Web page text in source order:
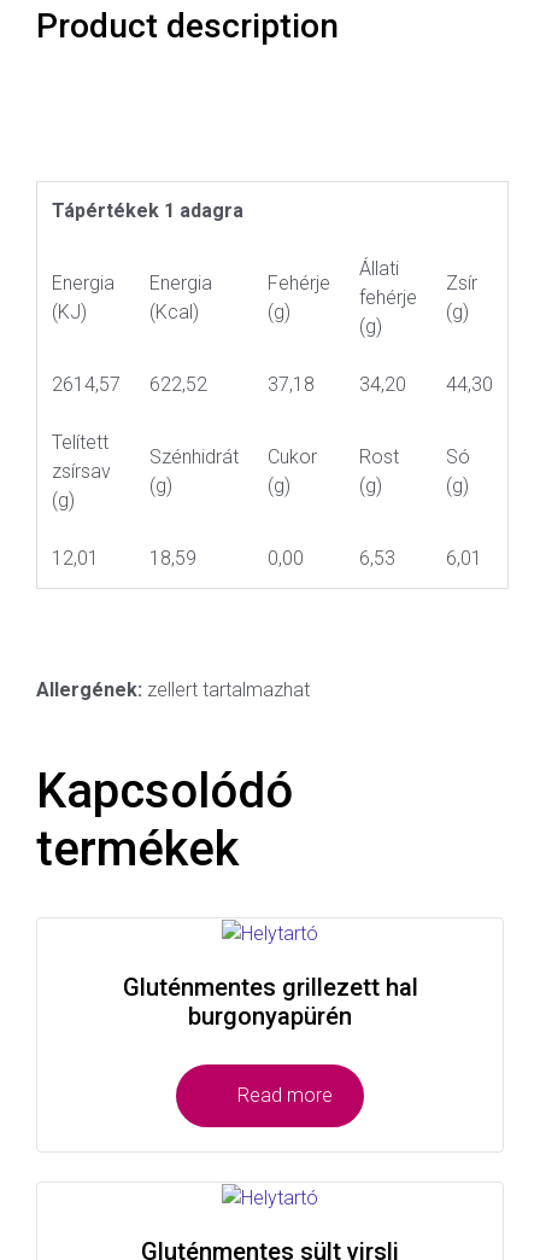
Product description
Tápértékek 1 adagra
Energia
(KJ)
Energia
(Kcal)
Fehérje
(g)
Állati
fehérje
(g)
Zsír
(g)
2614,57 622,52 37,18 34,20 44,30
Telített
zsírsav
(g)
Szénhidrát
(g)
Cukor
(g)
Rost
(g)
Só
(g)
12,01 18,59 0,00 6,53 6,01
Allergének: zellert tartalmazhat
Kapcsolódó
termékek
Gluténmentes grillezett hal
burgonyapürén
Read more
Gluténmentes sült virsli